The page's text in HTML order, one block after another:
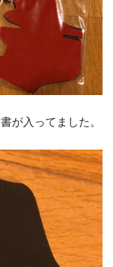
が入ってました。